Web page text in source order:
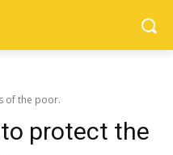
of the poor.
protect the